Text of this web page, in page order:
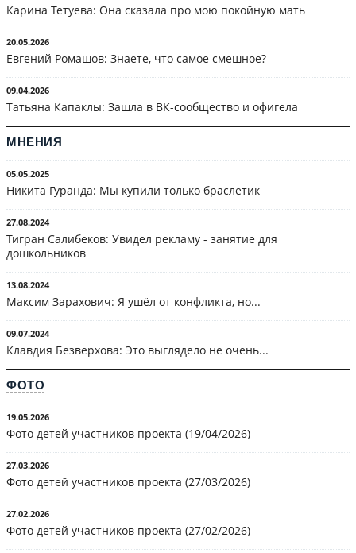
Карина Тетуева: Она сказала про мою покойную мать
20.05.2026
Евгений Ромашов: Знаете, что самое смешное?
09.04.2026
Татьяна Капаклы: Зашла в ВК-сообщество и офигела
МНЕНИЯ
05.05.2025
Никита Гуранда: Мы купили только браслетик
27.08.2024
Тигран Салибеков: Увидел рекламу - занятие для
дошкольников
13.08.2024
Максим Зарахович: Я ушёл от конфликта, но...
09.07.2024
Клавдия Безверхова: Это выглядело не очень...
ФОТО
19.05.2026
Фото детей участников проекта (19/04/2026)
27.03.2026
Фото детей участников проекта (27/03/2026)
27.02.2026
Фото детей участников проекта (27/02/2026)